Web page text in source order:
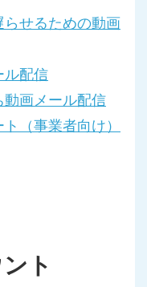
せるための動画
配信
画メール配信
（事業者向け）
ト